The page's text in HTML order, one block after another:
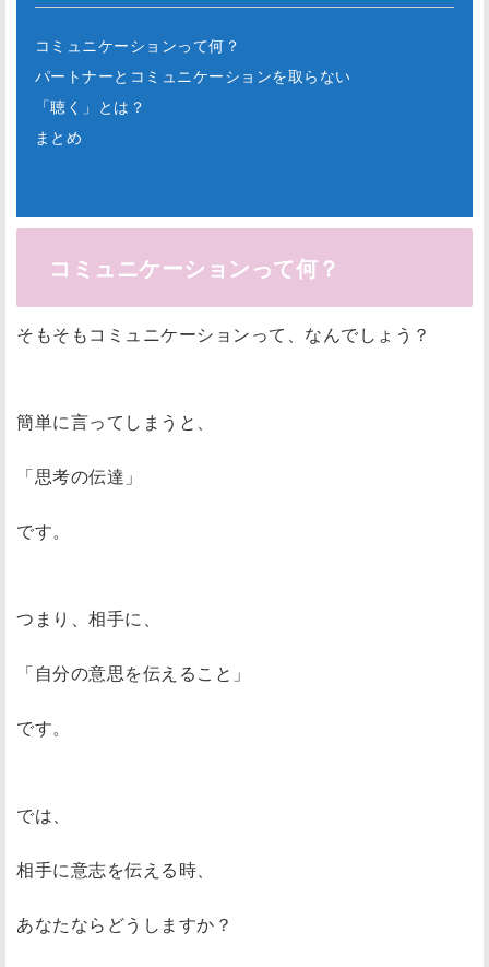
コミュニケーションって何？
パートナーとコミュニケーションを取らない
「聴く」とは？
まとめ
コミュニケーションって何？
そもそもコミュニケーションって、なんでしょう？
簡単に言ってしまうと、
「思考の伝達」
です。
つまり、相手に、
「自分の意思を伝えること」
です。
では、
相手に意志を伝える時、
あなたならどうしますか？